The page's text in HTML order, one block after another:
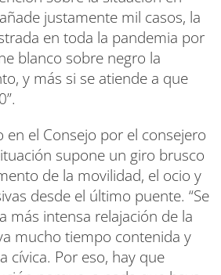
justamente mil casos, la
en toda la pandemia por
blanco sobre negro la
y más si se atiende a que
en el Consejo por el consejero
supone un giro brusco
de la movilidad, el ocio y
desde el último puente. “Se
más intensa relajación de la
mucho tiempo contenida y
cívica. Por eso, hay que